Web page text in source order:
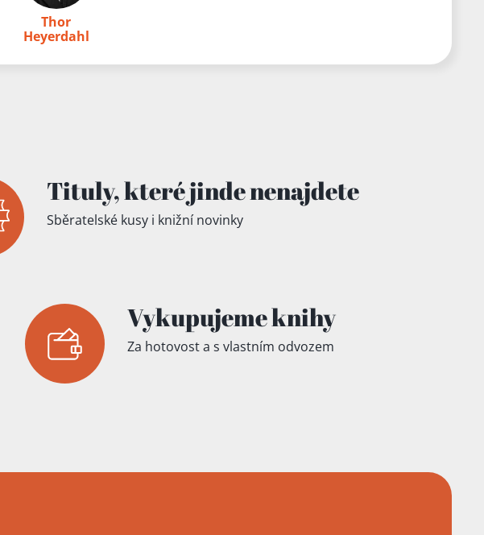
Thor
Heyerdahl
Tituly,které jindenenajdete
Sběratelské kusy i knižní novinky
Vykupujeme knihy
Za hotovost a s vlastním odvozem